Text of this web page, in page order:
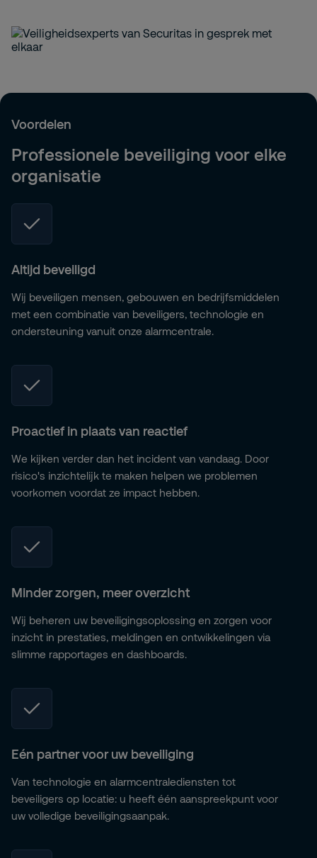
Voordelen
Professionele beveiliging voor elke
organisatie
Altijd beveiligd
Wij beveiligen mensen, gebouwen en bedrijfsmiddelen
met een combinatie van beveiligers, technologie en
ondersteuning vanuit onze alarmcentrale.
Proactief in plaats van reactief
We kijken verder dan het incident van vandaag. Door
risico's inzichtelijk te maken helpen we problemen
voorkomen voordat ze impact hebben.
Minder zorgen, meer overzicht
Wij beheren uw beveiligingsoplossing en zorgen voor
inzicht in prestaties, meldingen en ontwikkelingen via
slimme rapportages en dashboards.
Eén partner voor uw beveiliging
Van technologie en alarmcentralediensten tot
beveiligers op locatie: u heeft één aanspreekpunt voor
uw volledige beveiligingsaanpak.